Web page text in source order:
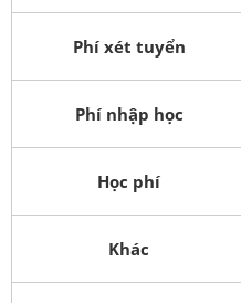
Phí xét tuyển
Phí nhập học
Học phí
Khác